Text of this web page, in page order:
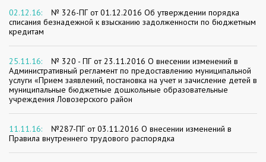
02.12.16:
№ 326-ПГ от 01.12.2016 Об утверждении порядка
списания безнадежной к взысканию задолженности по бюджетным
кредитам
25.11.16:
№ 320 - ПГ от 23.11.2016 О внесении изменений в
Административный регламент по предоставлению муниципальной
услуги «Прием заявлений, постановка на учет и зачисление детей в
муниципальные бюджетные дошкольные образовательные
учреждения Ловозерского район
11.11.16:
№287-ПГ от 03.11.2016 О внесении изменений в
Правила внутреннего трудового распорядка